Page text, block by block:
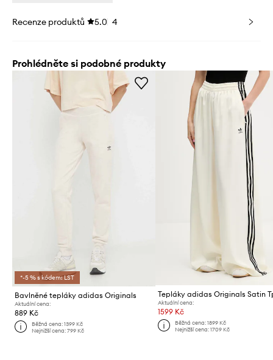
Recenze produktů 5.0 4
Prohlédněte si podobné produkty
*-5 % s kódem: LST
Bavlněné tepláky adidas Originals
Aktuální cena:
889 Kč
Běžná cena:1399 Kč
Nejnižší cena:799 Kč
Tepláky adidas Originals Satin
Aktuální cena:
1599 Kč
Běžná cena: 1899 Kč
Nejnižší cena: 1709 Kč